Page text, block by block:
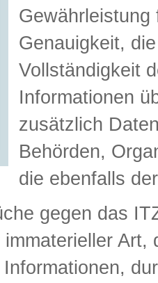
Genauigkeit,
Vollständigkeit
Informationen
zusätzlich
Behörden,
die ebenfalls
gegen das